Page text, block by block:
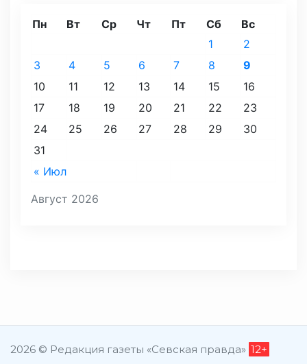
Август 2026
Пн Вт Ср Чт Пт Сб Вс
« Июл
1
2
3
4 5 6 7 8
9
10
11 12 13 14 15
16
17
18 19 20 21 22
23
24
25 26 27 28 29
30
31
2026 © Редакция газеты «Севская правда» 12+